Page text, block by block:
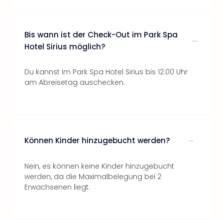
Bis wann ist der Check-Out im Park Spa
Hotel Sirius möglich?
Du kannst im Park Spa Hotel Sirius bis 12:00 Uhr
am Abreisetag auschecken.
Können Kinder hinzugebucht werden?
Nein, es können keine Kinder hinzugebucht
werden, da die Maximalbelegung bei 2
Erwachsenen liegt.